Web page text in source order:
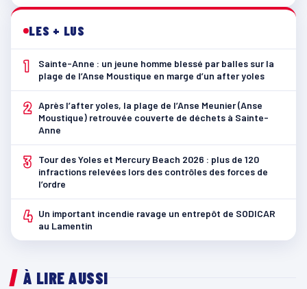
LES + LUS
1
Sainte-Anne : un jeune homme blessé par balles sur la
plage de l’Anse Moustique en marge d’un after yoles
2 Après l’after yoles, la plage de l’Anse Meunier (Anse
Moustique) retrouvée couverte de déchets à Sainte-
Anne
3
Tour des Yoles et Mercury Beach 2026 : plus de 120
infractions relevées lors des contrôles des forces de
l’ordre
4 Un important incendie ravage un entrepôt de SODICAR
au Lamentin
À LIRE AUSSI